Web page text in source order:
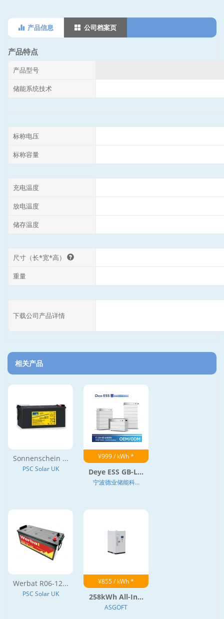
产品信息 公司档案页
产品特点
产品型号
储能系统技术
标称电压
标称容量
充电温度
放电温度
储存温度
尺寸（长*宽*高）
重量
下载公司产品详情
相关产品
Sonnenschein ...
PSC Solar UK
¥999 / kWh *
Deye ESS GB-L...
宁波德业储能科...
Werbat R06-12...
PSC Solar UK
¥855 / kWh *
258kWh All-In...
ASGOFT